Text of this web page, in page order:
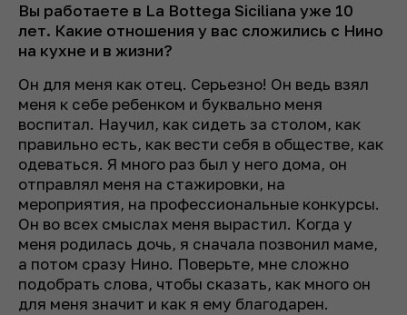
Вы работаете в La Bottega Siciliana уже 10
лет. Какие отношения у вас сложились с Нино
на кухне и в жизни?
Он для меня как отец. Серьезно! Он ведь взял
меня к себе ребенком и буквально меня
воспитал. Научил, как сидеть за столом, как
правильно есть, как вести себя в обществе, как
одеваться. Я много раз был у него дома, он
отправлял меня на стажировки, на
мероприятия, на профессиональные конкурсы.
Он во всех смыслах меня вырастил. Когда у
меня родилась дочь, я сначала позвонил маме,
а потом сразу Нино. Поверьте, мне сложно
подобрать слова, чтобы сказать, как много он
для меня значит и как я ему благодарен.